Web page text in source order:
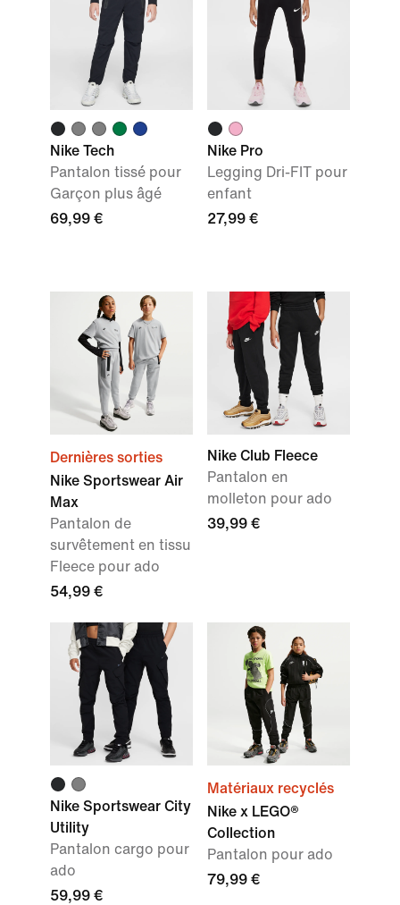
Nike Tech
Pantalon tissé pour
Garçon plus âgé
69,99 €
Nike Pro
Legging Dri-FIT pour
enfant
27,99 €
Dernières sorties
Nike Sportswear Air
Max
Pantalon de
survêtement en tissu
Fleece pour ado
54,99 €
Nike Club Fleece
Pantalon en
molleton pour ado
39,99 €
Nike Sportswear City
Utility
Pantalon cargo pour
ado
59,99 €
Matériaux recyclés
Nike x LEGO®
Collection
Pantalon pour ado
79,99 €